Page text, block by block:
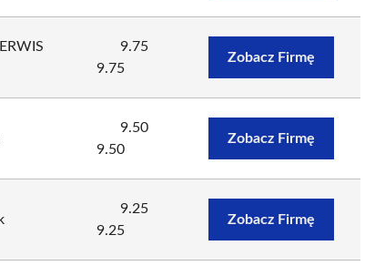
9.75
9.75
Zobacz Firmę
9.50
9.50
Zobacz Firmę
9.25
9.25
Zobacz Firmę